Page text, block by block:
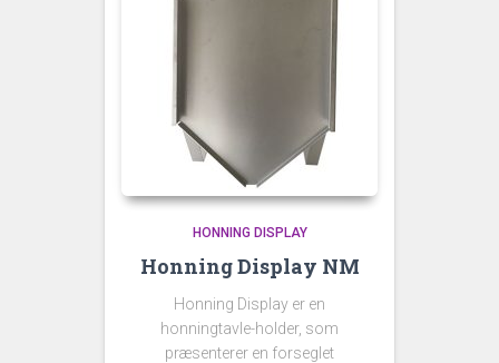
HONNING DISPLAY
Honning Display NM
Honning Display er en
honningtavle-holder, som
præsenterer en forseglet